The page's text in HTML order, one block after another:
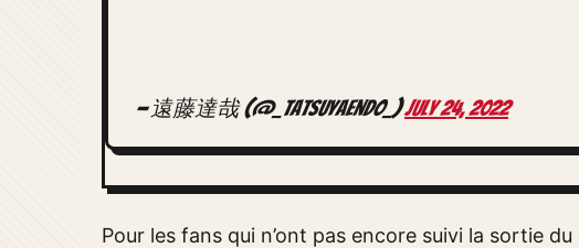
— 遠藤達哉 (@_tatsuyaendo_)July 24, 2022
Pour les fans qui n’ont pas encore suivi la sortie